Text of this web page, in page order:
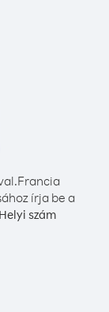
Francia
írja be a
Helyi szám